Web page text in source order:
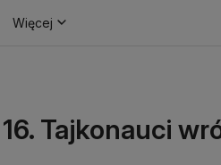
Więcej
Tajkonauci